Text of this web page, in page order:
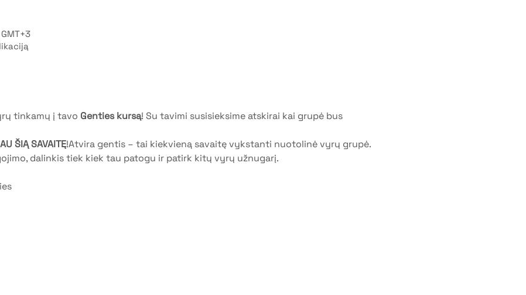
tinkamų į tavo Genties kursą! Su tavimi susisieksime atskirai kai grupė bus
ŠIĄ SAVAITĘ!Atvira gentis – tai kiekvieną savaitę vykstanti nuotolinė vyrų grupė.
dalinkis tiek kiek tau patogu ir patirk kitų vyrų užnugarį.